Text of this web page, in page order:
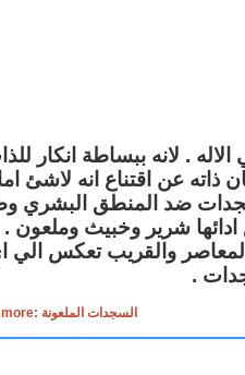
. لانه ببساطة انكار
ذاته عن اقتناع انه لاشئ
ضد المنطق البشري
ادائها شرير وخبيث وملعون .
المعاصر والقريب تعكس الي
.
Read more: السجدات الملعونة